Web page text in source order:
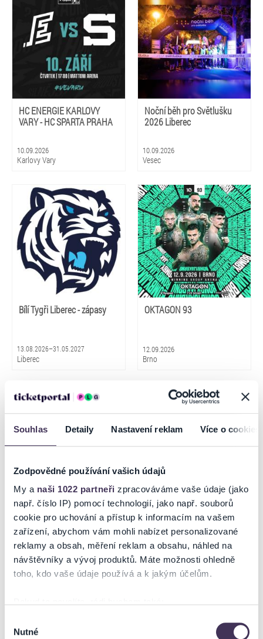
Souhlas Detaily Nastavení reklam Více o cookies
Zodpovědné používání vašich údajů
My a naši 1022 partneři zpracováváme vaše údaje (jako
např. číslo IP) pomocí technologií, jako např. souborů
cookie pro uchování a přístup k informacím na vašem
zařízení, abychom vám mohli nabízet personalizované
reklamy a obsah, měření reklam a obsahu, náhled na
návštěvníky a vývoj produktů. Máte možnosti ohledně
toho, kdo vaše údaje používá a k jakým účelům.
které mohou být přesné na několik metrů
souhlasu
Nutné
HC ENERGIE KARLOVY
VARY - HC SPARTA PRAHA
10.09.2026
Karlovy Vary
Noční běh pro Světlušku
2026 Liberec
10.09.2026
Vesec
Bílí Tygři Liberec - zápasy
13.08.2026–31.05.2027
Liberec
OKTAGON 93
12.09.2026
Brno
Masaryk Racing Days
12–13.09.2026
Ostrovačice
SK HS Kroměříž - SFC
Opava
12.09.2026
Kroměříž